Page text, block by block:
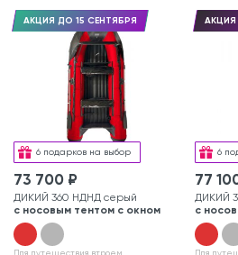
6 подарков на выбор
АКЦИЯ ДО 15 СЕНТЯБРЯ
73 700 ₽
ДИКИЙ 360 НДНД серый
с носовым тентом с окном
6
АКЦИЯ
77
ДИКИЙ
с